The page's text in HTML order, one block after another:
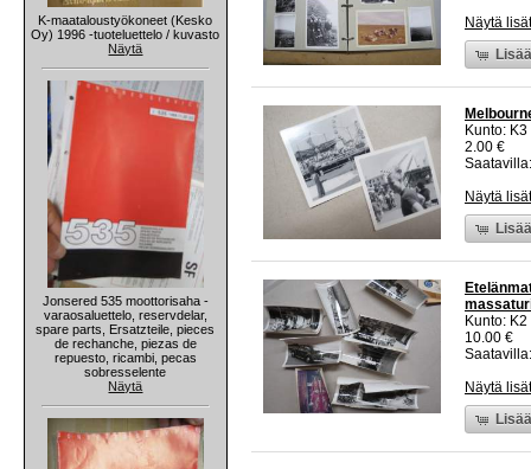
K-maataloustyökoneet (Kesko
Oy) 1996 -tuoteluettelo / kuvasto
Näytä
Jonsered 535 moottorisaha -
varaosaluettelo, reservdelar,
spare parts, Ersatzteile, pieces
de rechanche, piezas de
repuesto, ricambi, pecas
sobresselente
Näytä
Näytä
Kunto:
2.00 €
Näytä
Kunto:
10.00 €
Näytä